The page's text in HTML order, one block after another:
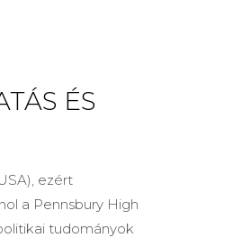
ÉS
ezért
a Pennsbury High
tudományok